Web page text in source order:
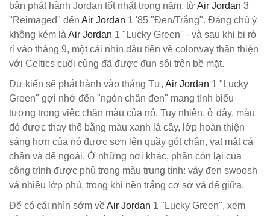
bản phát hành Jordan tốt nhất trong năm, từAir Jordan 3
"Reimaged" đến Air Jordan 1 '85 "Đen/Trắng". Đáng chú ý
không kém là Air Jordan 1 "Lucky Green" - và sau khi bị rò
rỉ vào tháng 9, một cái nhìn đầu tiên về colorway thân thiện
với Celtics cuối cùng đã được đun sôi trên bề mặt.
Dự kiến sẽ phát hành vào tháng Tư, Air Jordan 1 "Lucky
Green" gợi nhớ đến "ngón chân đen" mang tính biểu
tượng trong việc chặn màu của nó. Tuy nhiên, ở đây, màu
đỏ được thay thế bằng màu xanh lá cây, lớp hoàn thiện
sáng hơn của nó được sơn lên quầy gót chân, vạt mắt cá
chân và đế ngoài. Ở những nơi khác, phần còn lại của
công trình được phủ trong màu trung tính: váy đen swoosh
và nhiều lớp phủ, trong khi nền trắng cơ sở và đế giữa.
Để có cái nhìn sớm vềAir Jordan 1 "Lucky Green", xem